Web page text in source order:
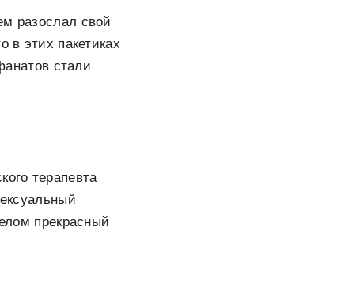
разослал свой
в этих пакетиках
стали
терапевта
прекрасный